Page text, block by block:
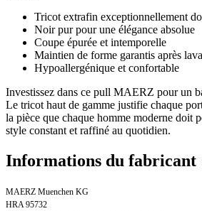
Tricot extrafin exceptionnellement
Noir pur pour une élégance absolue
Coupe épurée et intemporelle
Maintien de forme garantis après
Hypoallergénique et confortable
Investissez dans ce pull MAERZ pour un
Le tricot haut de gamme justifie chaque
la pièce que chaque homme moderne doit
style constant et raffiné au quotidien.
Informations du fabricant
MAERZ Muenchen KG
HRA 95732